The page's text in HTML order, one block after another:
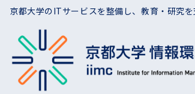
京都大学のITサービスを整備し、教育・研究を